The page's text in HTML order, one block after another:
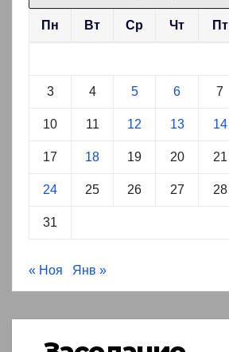
Пн Вт Ср Чт Пт
3 4 5 6 7
10 11 12 13 14
17 18 19 20 21
24 25 26 27 28
31
« Ноя Янв »